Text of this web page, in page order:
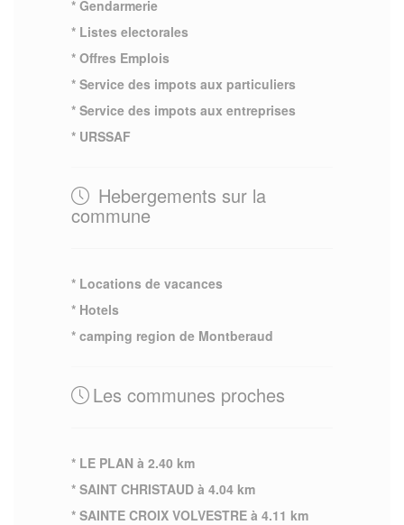
* Gendarmerie
* Listes electorales
* Offres Emplois
* Service des impots aux particuliers
* Service des impots aux entreprises
* URSSAF
Hebergements sur la
commune
* Locations de vacances
* Hotels
* camping region de Montberaud
Les communes proches
* LE PLAN à 2.40 km
* SAINT CHRISTAUD à 4.04 km
* SAINTE CROIX VOLVESTRE à 4.11 km